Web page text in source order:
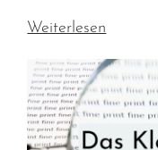
Weiterlesen